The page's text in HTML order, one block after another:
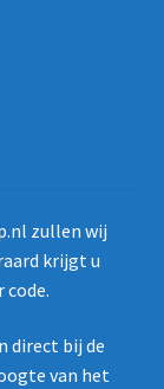
zullen wij
krijgt u
code.
direct bij de
van het